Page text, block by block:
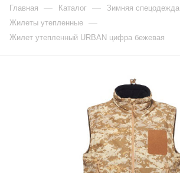
Главная — Каталог — Зимняя спецодежда
Жилеты утепленные —
Жилет утепленный URBAN цифра бежевая